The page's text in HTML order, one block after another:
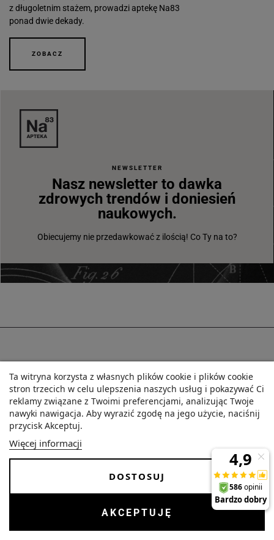
z długoletnim stażem, prowadzi aptekę Na83
ponad dwie dekady.
ZOBACZ
NEWSLETTER
Nasz newsletter to dawka
zdrowych trendów i doniesień
naukowych.
Obiecujemy nie przedawkować z ilością! Co Ty na to?
O NAS
Ta witryna korzysta z własnych plików cookie i plików cookie
stron trzecich w celu ulepszenia naszych usług i pokazywać Ci
reklamy związane z Twoimi preferencjami, analizując Twoje
nawyki nawigacja. Aby wyrazić zgodę na jego użycie, naciśnij
przycisk Akceptuj.
Więcej informacji
DOSTOSUJ
AKCEPTUJĘ